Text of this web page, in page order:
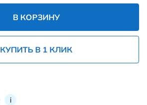
В КОРЗИНУ
КУПИТЬ В 1 КЛИК
i